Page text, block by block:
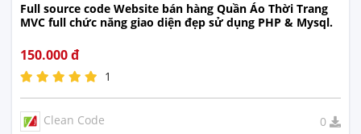
Full source code Website bán hàng Quần Áo Thời Trang
MVC full chức năng giao diện đẹp sử dụng PHP & Mysql.
150.000 đ
1
Clean Code 0